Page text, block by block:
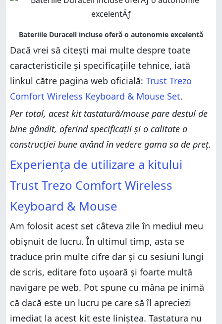
Dacă vrei să citești mai multe despre toate
caracteristicile și specificațiile tehnice, iată
linkul către pagina web oficială: Trust Trezo
Comfort Wireless Keyboard & Mouse Set.
Per total, acest kit tastatură/mouse pare destul de
bine gândit, oferind specificații și o calitate a
construcției bune având în vedere gama sa de preț.
Experiența de utilizare a kitului
Trust Trezo Comfort Wireless
Keyboard & Mouse
Am folosit acest set câteva zile în mediul meu
obișnuit de lucru. În ultimul timp, asta se
traduce prin multe cifre dar și cu sesiuni lungi
de scris, editare foto ușoară și foarte multă
navigare pe web. Pot spune cu mâna pe inimă
că dacă este un lucru pe care să îl apreciezi
imediat la acest kit este liniștea. Tastatura nu